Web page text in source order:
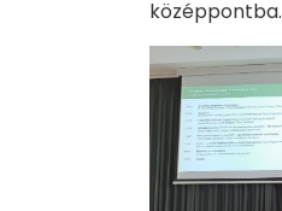
középpontba.